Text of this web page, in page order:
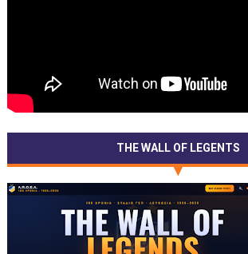
THE WALL OF LEGENTS